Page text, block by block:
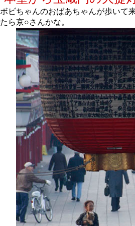
ちゃんのおばあちゃんが歩いて
ら京○さんかな。